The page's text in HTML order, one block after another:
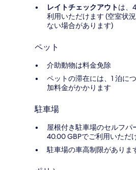
レイトチェックアウトは、
利用いただけます (空室状
ない場合があります)
ペット
介助動物は料金免除
ペットの滞在には、1 泊に
加料金がかかります
駐車場
屋根付き駐車場のセルフパ
40.00 GBPでご利用いただ
駐車場の車高制限がありま